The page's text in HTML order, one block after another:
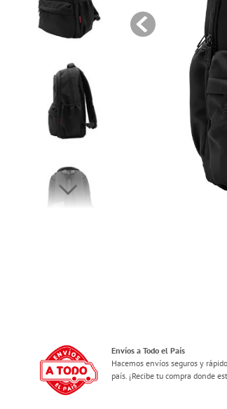
Envíos a Todo el País
Hacemos envíos seguros y
país. ¡Recibe tu compra donde